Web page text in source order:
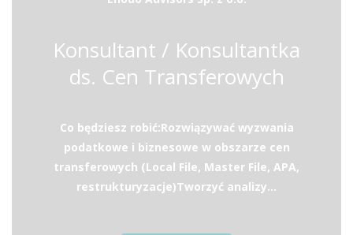
Konsultant / Konsultantka
ds. Cen Transferowych
Co będziesz robić:Rozwiązywać wyzwania
podatkowe i biznesowe w obszarze cen
transferowych (Local File, Master File, APA,
restrukturyzacje)Tworzyć analizy...